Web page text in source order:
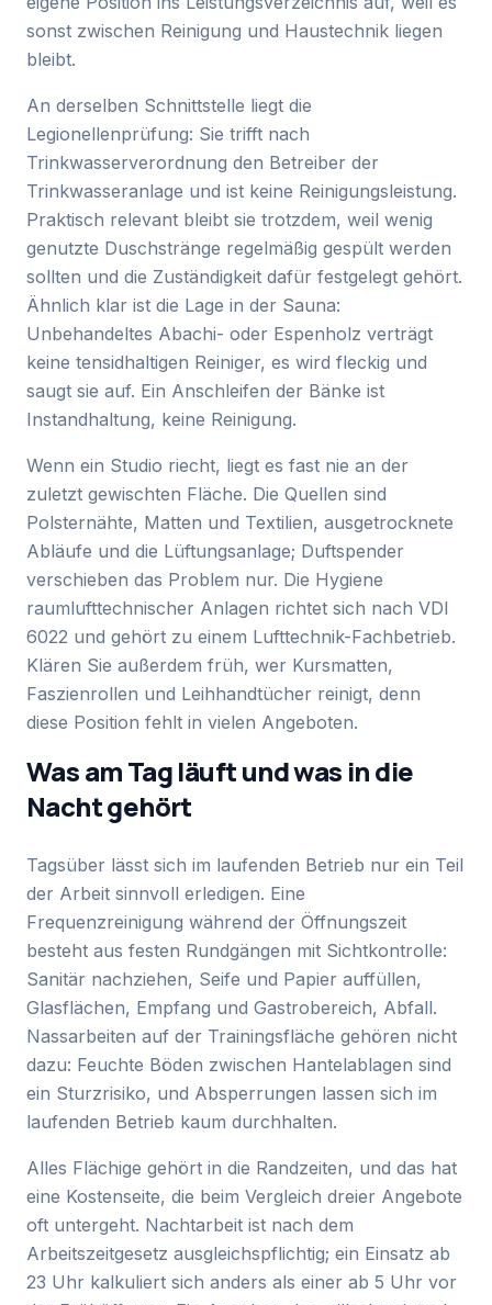
sonst zwischen Reinigung und Haustechnik liegen
bleibt.
An derselben Schnittstelle liegt die
Legionellenprüfung: Sie trifft nach
Trinkwasserverordnung den Betreiber der
Trinkwasseranlage und ist keine Reinigungsleistung.
Praktisch relevant bleibt sie trotzdem, weil wenig
genutzte Duschstränge regelmäßig gespült werden
sollten und die Zuständigkeit dafür festgelegt gehört.
Ähnlich klar ist die Lage in der Sauna:
Unbehandeltes Abachi- oder Espenholz verträgt
keine tensidhaltigen Reiniger, es wird fleckig und
saugt sie auf. Ein Anschleifen der Bänke ist
Instandhaltung, keine Reinigung.
Wenn ein Studio riecht, liegt es fast nie an der
zuletzt gewischten Fläche. Die Quellen sind
Polsternähte, Matten und Textilien, ausgetrocknete
Abläufe und die Lüftungsanlage; Duftspender
verschieben das Problem nur. Die Hygiene
raumlufttechnischer Anlagen richtet sich nach VDI
6022 und gehört zu einem Lufttechnik-Fachbetrieb.
Klären Sie außerdem früh, wer Kursmatten,
Faszienrollen und Leihhandtücher reinigt, denn
diese Position fehlt in vielen Angeboten.
Was am Tag läuft und was in die
Nacht gehört
Tagsüber lässt sich im laufenden Betrieb nur ein Teil
der Arbeit sinnvoll erledigen. Eine
Frequenzreinigung während der Öffnungszeit
besteht aus festen Rundgängen mit Sichtkontrolle:
Sanitär nachziehen, Seife und Papier auffüllen,
Glasflächen, Empfang und Gastrobereich, Abfall.
Nassarbeiten auf der Trainingsfläche gehören nicht
dazu: Feuchte Böden zwischen Hantelablagen sind
ein Sturzrisiko, und Absperrungen lassen sich im
laufenden Betrieb kaum durchhalten.
Alles Flächige gehört in die Randzeiten, und das hat
eine Kostenseite, die beim Vergleich dreier Angebote
oft untergeht. Nachtarbeit ist nach dem
Arbeitszeitgesetz ausgleichspflichtig; ein Einsatz ab
23 Uhr kalkuliert sich anders als einer ab 5 Uhr vor